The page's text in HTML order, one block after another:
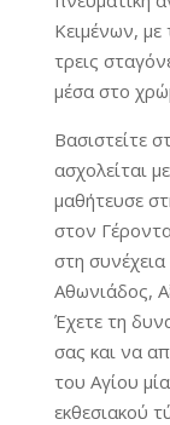
Κειμένων, με
τρεις
μέσα στο
Βασιστείτε
ασχολείται
μαθήτευσε
στον
στη
Αθωνιάδος,
Έχετε τη
σας και να
του Αγίου
εκθεσιακού